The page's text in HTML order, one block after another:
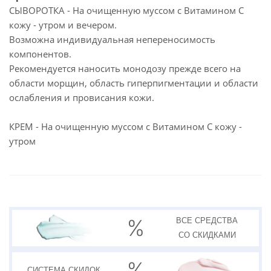
СЫВОРОТКА - На очищенную муссом с Витамином С
кожу - утром и вечером.
Возможна индивидуальная непереносимость
компонентов.
Рекомендуется наносить монодозу прежде всего на
области морщин, область гиперпигментации и области
ослабления и провисания кожи.
КРЕМ - На очищенную муссом с Витамином С кожу -
утром
ВСЕ СРЕДСТВА
СО СКИДКАМИ